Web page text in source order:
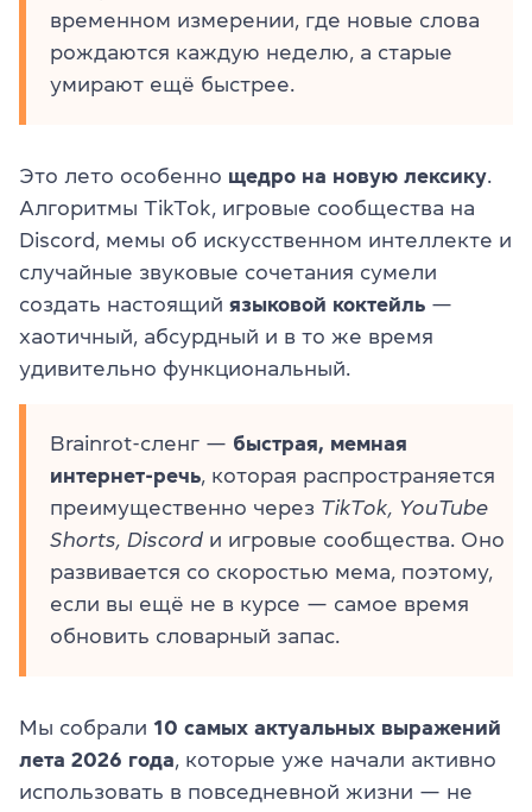
временном измерении, где новые слова
рождаются каждую неделю, а старые
умирают ещё быстрее.
Это лето особенно щедро на новую лексику.
Алгоритмы TikTok, игровые сообщества на
Discord, мемы об искусственном интеллекте и
случайные звуковые сочетания сумели
создать настоящий языковой коктейль —
хаотичный, абсурдный и в то же время
удивительно функциональный.
Brainrot-сленг — быстрая, мемная
интернет-речь, которая распространяется
преимущественно через TikTok, YouTube
Shorts, Discord и игровые сообщества. Оно
развивается со скоростью мема, поэтому,
если вы ещё не в курсе — самое время
обновить словарный запас.
Мы собрали 10 самых актуальных выражений
лета 2026 года, которые уже начали активно
использовать в повседневной жизни — не